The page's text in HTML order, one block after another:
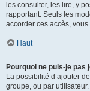
les consulter, les lire, y
rapportant. Seuls les
accorder ces accès,
Haut
Pourquoi ne puis-je
La possibilité d’ajouter
groupe, ou par